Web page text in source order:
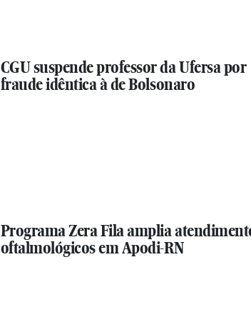
CGU suspende professor da Ufersa por
fraude idêntica à de Bolsonaro
Programa Zera Fila amplia
oftalmológicos em Apodi-RN